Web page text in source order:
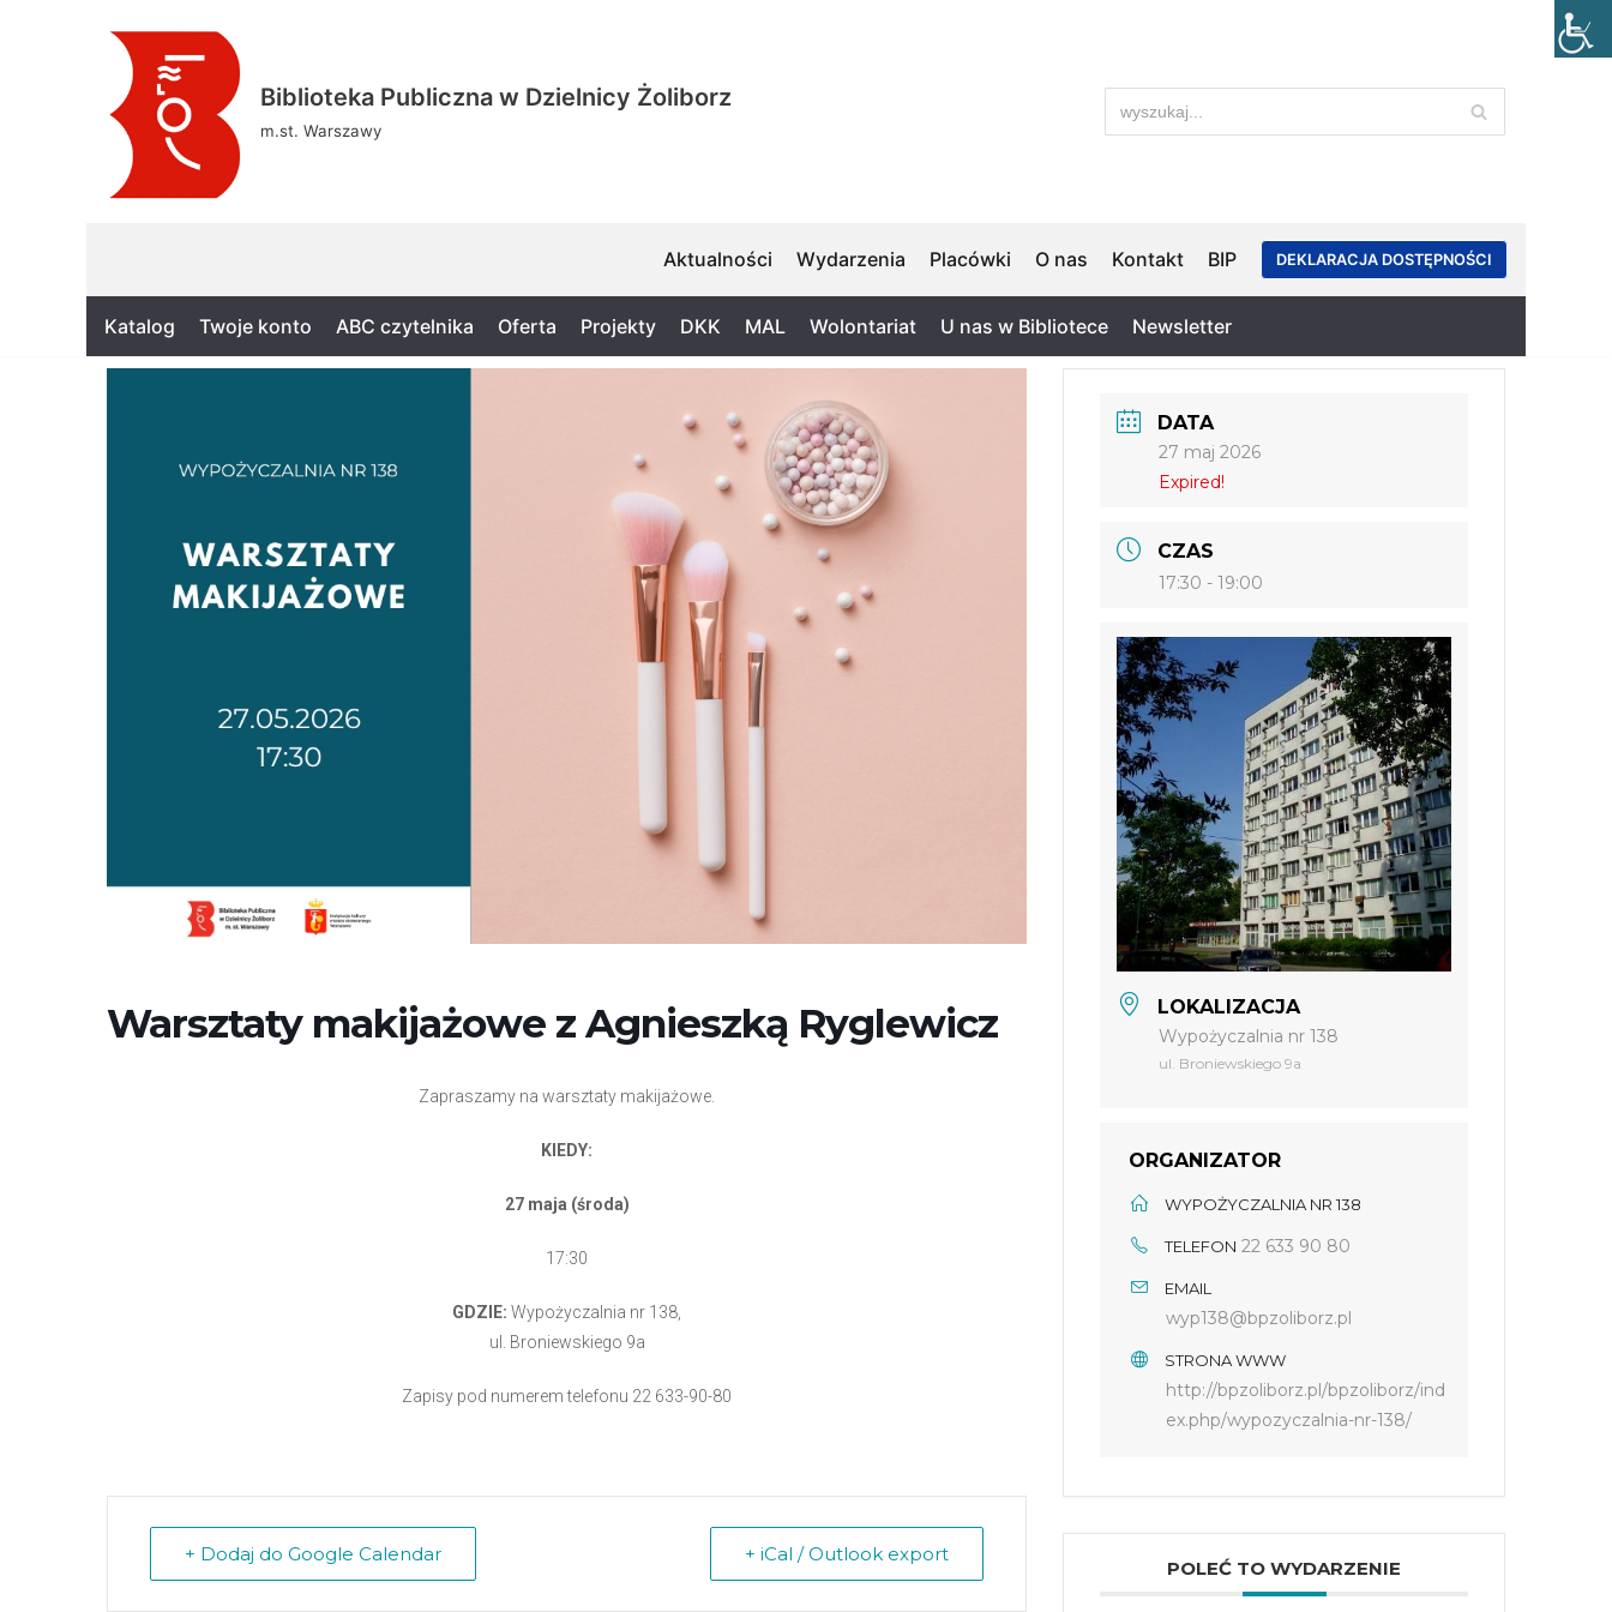
Biblioteka Publiczna w Dzielnicy Żoliborz
m.st. Warszawy
Aktualności Wydarzenia Placówki O nas Kontakt BIP DEKLARACJA DOSTĘPNOŚCI
Katalog Twoje konto ABC czytelnika Oferta Projekty DKK MAL Wolontariat U nas w Bibliotece Newsletter
Warsztaty makijażowe z Agnieszką Ryglewicz
Zapraszamy na warsztaty makijażowe.
KIEDY:
27 maja (środa)
17:30
GDZIE:Wypożyczalnia nr 138,
ul. Broniewskiego 9a
Zapisy pod numerem telefonu 22 633-90-80
+ Dodaj do Google Calendar + iCal / Outlook export
DATA
27 maj 2026
Expired!
CZAS
17:30 - 19:00
LOKALIZACJA
Wypożyczalnia nr 138
ul. Broniewskiego 9a
ORGANIZATOR
WYPOŻYCZALNIA NR 138
TELEFON 22 633 90 80
EMAIL
wyp138@bpzoliborz.pl
STRONA WWW
http://bpzoliborz.pl/bpzoliborz/ind
ex.php/wypozyczalnia-nr-138/
POLEĆ TO WYDARZENIE